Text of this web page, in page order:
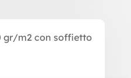
gr/m2 con soffietto